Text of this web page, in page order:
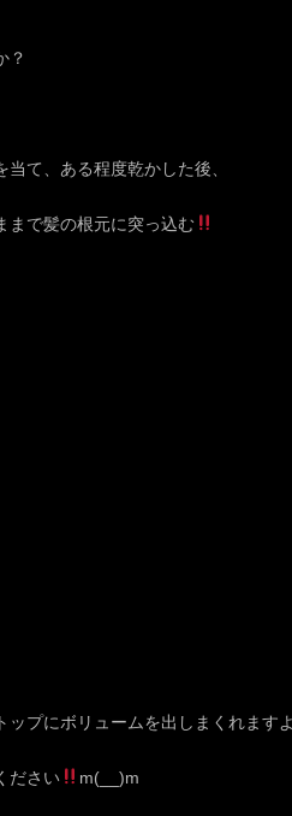
？
て、ある程度乾かした後、
まで髪の根元に突っ込む
ップにボリュームを出しまくれます
ださい m(__)m